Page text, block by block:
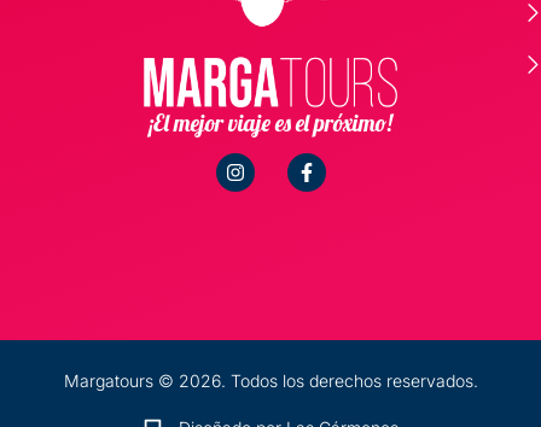
¡El mejor viaje es el próximo!
Margatours © 2026. Todos los derechos reservados.